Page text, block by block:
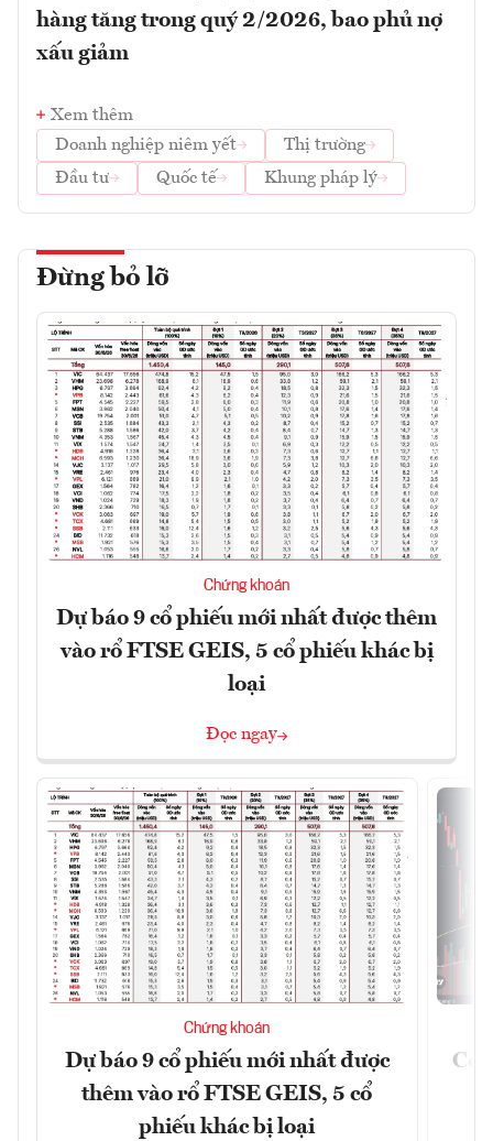
hàng tăng trong quý 2/2026, bao phủ nợ
xấu giảm
Xem thêm
Doanh nghiệp niêm yết
Thị trường
Đầu tư
Quốc tế Khung pháp lý
Đừng bỏ lỡ
Chứng khoán
Dự báo 9 cổ phiếu mới nhất được thêm
vào rổ FTSE GEIS, 5 cổ phiếu khác bị
loại
Đọc ngay
Chứng khoán
Dự báo 9 cổ phiếu mới nhất được
thêm vào rổ FTSE GEIS, 5 cổ
phiếu khác bị loại
Có